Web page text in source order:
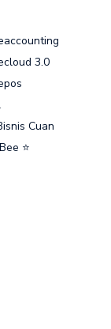
3.0
Cuan
⭐